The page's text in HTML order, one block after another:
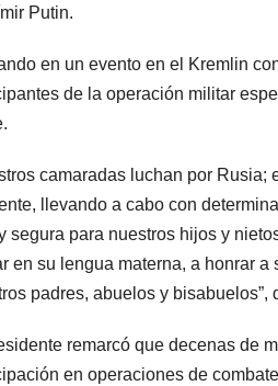
Putin.
en un evento en el Kremlin
de la operación militar
camaradas luchan por
llevando a cabo con
segura para nuestros hijos y
en su lengua materna, a honrar
padres, abuelos y bisabuelos”,
remarcó que decenas de
en operaciones de